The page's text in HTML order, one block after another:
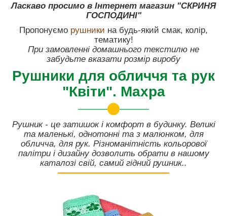
Ласкаво просимо в Інтернет магазин "СКРИНЯ
ГОСПОДИНІ"
Пропонуємо рушники на будь-який смак, колір,
тематику!
При замовленні домашнього текстилю не
забудьте вказати розмір виробу
Рушники для обличчя та рук
"Квіти". Махра
Рушник - це затишок і комфорт в будинку. Великі
та маленькі, однотонні та з малюнком, для
обличча, для рук. Різноманітність кольорової
палітри і дизайну дозволить обрати в нашому
каталозі свій, самий гідний рушник..